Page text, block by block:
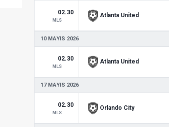
02.30
MLS
Atlanta United
10 MAYIS 2026
02.30
MLS
Atlanta United
17 MAYIS 2026
02.30
MLS
Orlando City